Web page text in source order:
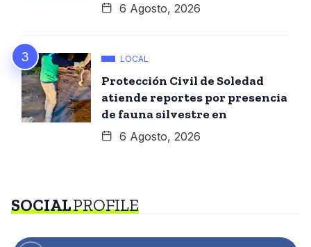
6 Agosto, 2026
LOCAL
Protección Civil de Soledad
atiende reportes por presencia
de fauna silvestre en
6 Agosto, 2026
SOCIALPROFILE